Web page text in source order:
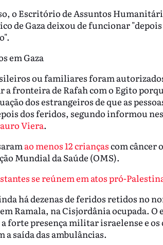
o Escritório de Assuntos
de Gaza deixou de funcionar
em Gaza
ou familiares foram
a fronteira de Rafah com o Egito
dos estrangeiros de que as
dos feridos, segundo informou
Viera.
ao menos 12 criançascom câncer
Mundial da Saúde (OMS).
se reúnem em atos pró-
há dezenas de feridos retidos no
Ramala, na Cisjordânia ocupada.
a forte presença militar israelense e
saída das ambulâncias.